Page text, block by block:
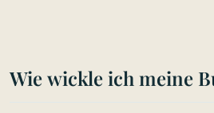
Wie wickle ich meine